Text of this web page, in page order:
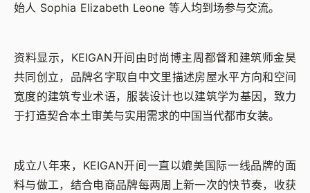
始人 Sophia Elizabeth Leone 等人均到场参与交流。
资料显示，KEIGAN开间由时尚博主周都督和建筑师金昊
共同创立，品牌名字取自中文里描述房屋水平方向和空间
宽度的建筑专业术语，服装设计也以建筑学为基因，致力
于打造契合本土审美与实用需求的中国当代都市女装。
成立八年来，KEIGAN开间一直以媲美国际一线品牌的面
料与做工，结合电商品牌每两周上新一次的快节奏，收获